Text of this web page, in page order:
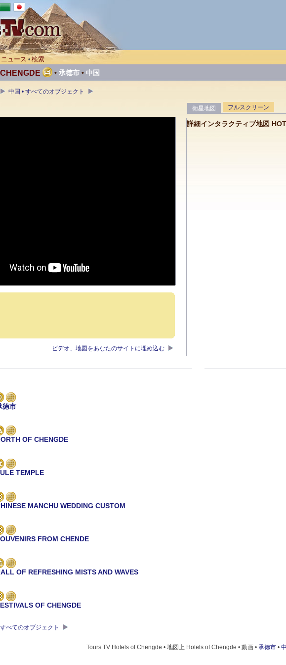
ニュース • 検索
• 承徳市 • 中国
中国 • すべてのオブジェクト
ビデオ、地図をあなたのサイトに埋め込む
衛星地図 フルスクリーン
詳細インタラクティブ地図
徳市
OF CHENGDE
TEMPLE
MANCHU WEDDING CUSTOM
FROM CHENDE
OF REFRESHING MISTS AND WAVES
OF CHENGDE
べてのオブジェクト
Tours TV Hotels of Chengde • 地図上 Hotels of Chengde • 動画 • 承徳市 •